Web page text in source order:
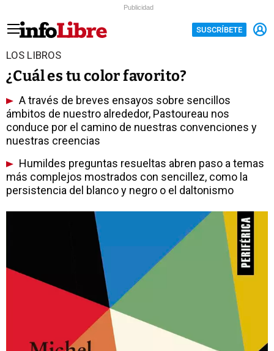
Publicidad
SUSCRÍBETE
LOS LIBROS
¿Cuál es tu color favorito?
A través de breves ensayos sobre sencillos
ámbitos de nuestro alrededor, Pastoureau nos
conduce por el camino de nuestras convenciones y
nuestras creencias
Humildes preguntas resueltas abren paso a temas
más complejos mostrados con sencillez, como la
persistencia del blanco y negro o el daltonismo